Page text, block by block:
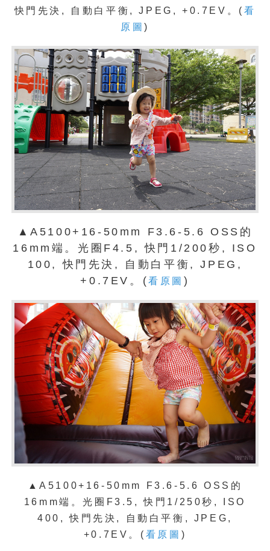
快門先決, 自動白平衡, JPEG, +0.7EV。( 看
原圖)
▲A5100+16-50mm F3.6-5.6 OSS的
16mm端。光圈F4.5, 快門1/200秒, ISO
100, 快門先決, 自動白平衡, JPEG,
+0.7EV。(看原圖 )
▲A5100+16-50mm F3.6-5.6 OSS的
16mm端。光圈F3.5, 快門1/250秒, ISO
400, 快門先決, 自動白平衡, JPEG,
+0.7EV。( 看原圖 )